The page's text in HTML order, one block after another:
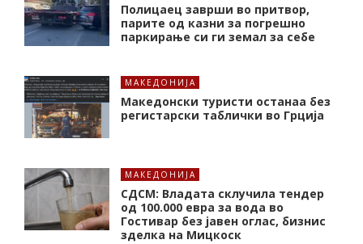
Полицаец заврши во притвор,
парите од казни за погрешно
паркирање си ги земал за себе
МАКЕДОНИЈА
Македонски туристи останаа без
регистарски таблички во Грција
МАКЕДОНИЈА
СДСМ: Владата склучила тендер
од 100.000 евра за вода во
Гостивар без јавен оглас, бизнис
зделка на Мицкоск